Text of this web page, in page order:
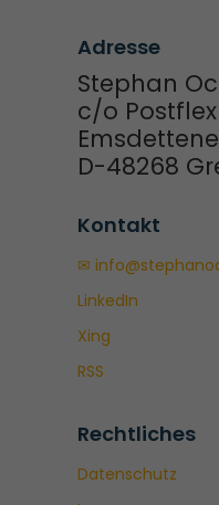
Adresse
Stephan
c/o
D-48268
Kontakt
✉
LinkedIn
Xing
RSS
Rechtliches
Datenschutz